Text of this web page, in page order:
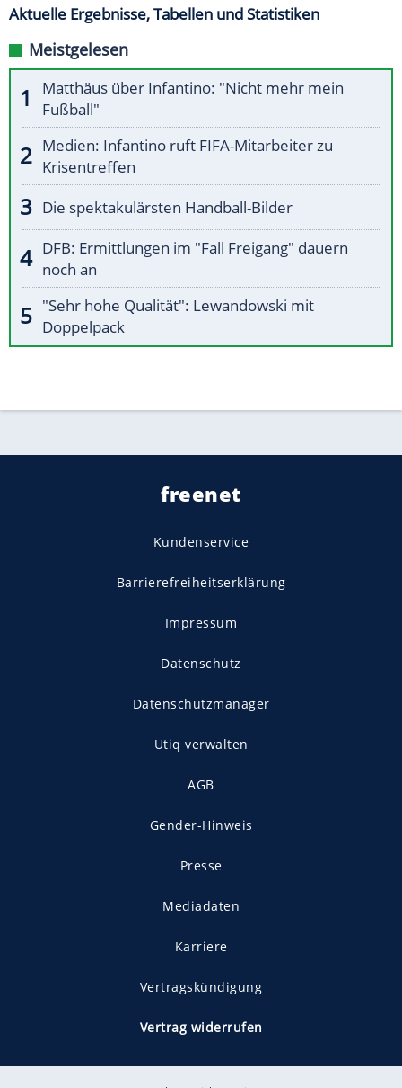
Aktuelle Ergebnisse, Tabellen und Statistiken
Meistgelesen
Matthäus über Infantino: "Nicht mehr mein
Fußball"
Medien: Infantino ruft FIFA-Mitarbeiter zu
Krisentreffen
Die spektakulärsten Handball-Bilder
DFB: Ermittlungen im "Fall Freigang" dauern
noch an
"Sehr hohe Qualität": Lewandowski mit
Doppelpack
freenet
Kundenservice
Barrierefreiheitserklärung
Impressum
Datenschutz
Datenschutzmanager
Utiq verwalten
AGB
Gender-Hinweis
Presse
Mediadaten
Karriere
Vertragskündigung
Vertrag widerrufen